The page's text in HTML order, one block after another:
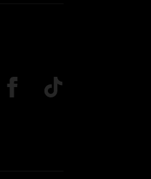
Youtube
nous sur LinkedIn
Suivez nous sur
TikTok